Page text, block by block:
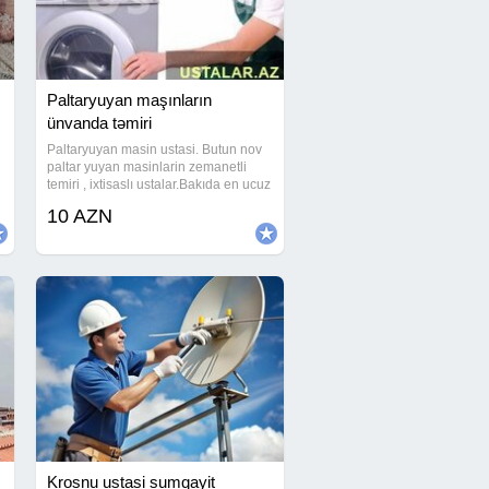
Paltaryuyan maşınların
ünvanda təmiri
Paltaryuyan masin ustasi. Butun nov
paltar yuyan masinlarin zemanetli
temiri , ixtisaslı ustalar.Bakıda en ucuz
qənaət etmiş olarsınınız.Bizim
ustalarımız həftənin 7 günü, günün 24
Saatı
10 AZN
Krosnu ustasi sumqayit